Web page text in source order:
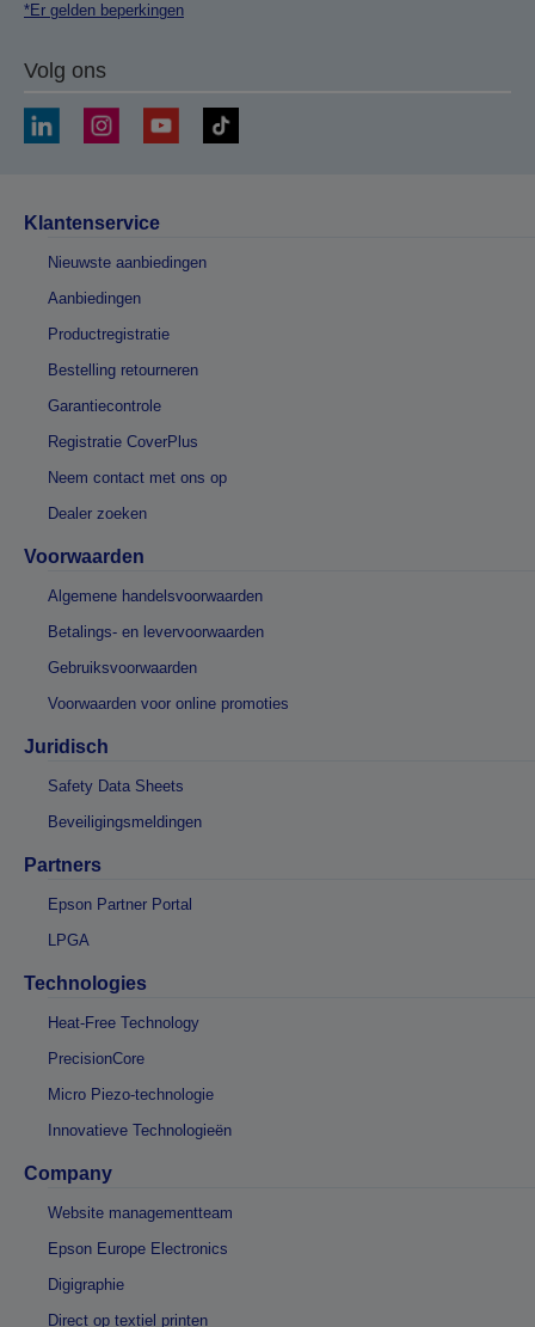
*Er gelden beperkingen
Volg ons
Klantenservice
Nieuwste aanbiedingen
Aanbiedingen
Productregistratie
Bestelling retourneren
Garantiecontrole
Registratie CoverPlus
Neem contact met ons op
Dealer zoeken
Voorwaarden
Algemene handelsvoorwaarden
Betalings- en levervoorwaarden
Gebruiksvoorwaarden
Voorwaarden voor online promoties
Juridisch
Safety Data Sheets
Beveiligingsmeldingen
Partners
Epson Partner Portal
LPGA
Technologies
Heat-Free Technology
PrecisionCore
Micro Piezo-technologie
Innovatieve Technologieën
Company
Website managementteam
Epson Europe Electronics
Digigraphie
Direct op textiel printen